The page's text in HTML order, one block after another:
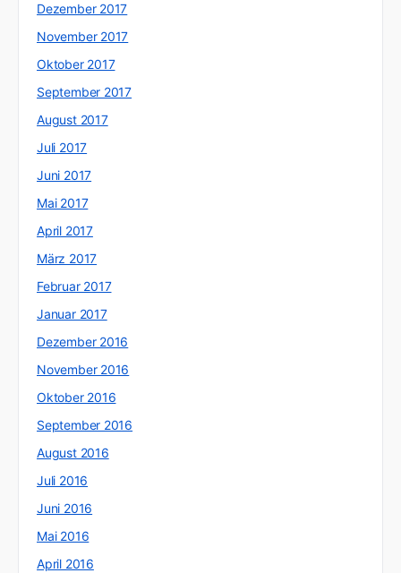
Dezember 2017
November 2017
Oktober 2017
September 2017
August 2017
Juli 2017
Juni 2017
Mai 2017
April 2017
März 2017
Februar 2017
Januar 2017
Dezember 2016
November 2016
Oktober 2016
September 2016
August 2016
Juli 2016
Juni 2016
Mai 2016
April 2016